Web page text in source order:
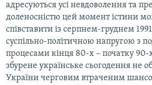
Усі сайти RFE/RL
адресуються усі невдоволення та
доленосністю цей момент істини
співставити із серпнем-груднем
суспільно-політичною напругою з
процесами кінця 80-х – початку 90-
збурене українське сьогодення не
України черговим втраченим